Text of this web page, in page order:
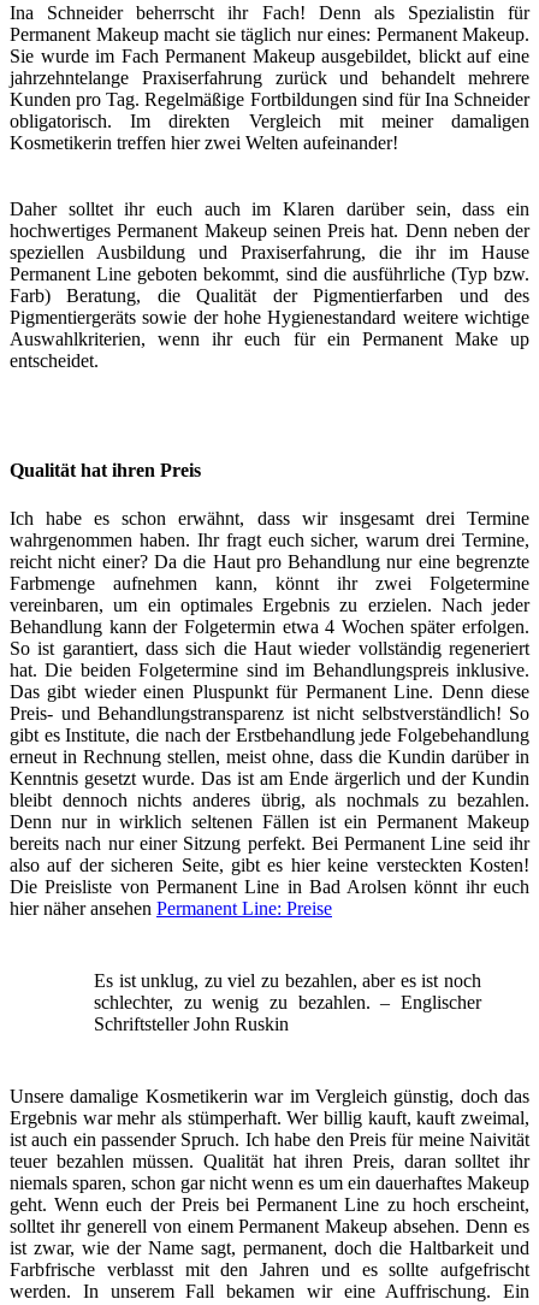
Ina Schneider beherrscht ihr Fach! Denn als Spezialistin für
Permanent Makeup macht sie täglich nur eines: Permanent Makeup.
Sie wurde im Fach Permanent Makeup ausgebildet, blickt auf eine
jahrzehntelange Praxiserfahrung zurück und behandelt mehrere
Kunden pro Tag. Regelmäßige Fortbildungen sind für Ina Schneider
obligatorisch. Im direkten Vergleich mit meiner damaligen
Kosmetikerin treffen hier zwei Welten aufeinander!
Daher solltet ihr euch auch im Klaren darüber sein, dass ein
hochwertiges Permanent Makeup seinen Preis hat. Denn neben der
speziellen Ausbildung und Praxiserfahrung, die ihr im Hause
Permanent Line geboten bekommt, sind die ausführliche (Typ bzw.
Farb) Beratung, die Qualität der Pigmentierfarben und des
Pigmentiergeräts sowie der hohe Hygienestandard weitere wichtige
Auswahlkriterien, wenn ihr euch für ein Permanent Make up
entscheidet.
Qualität hat ihren Preis
Ich habe es schon erwähnt, dass wir insgesamt drei Termine
wahrgenommen haben. Ihr fragt euch sicher, warum drei Termine,
reicht nicht einer? Da die Haut pro Behandlung nur eine begrenzte
Farbmenge aufnehmen kann, könnt ihr zwei Folgetermine
vereinbaren, um ein optimales Ergebnis zu erzielen. Nach jeder
Behandlung kann der Folgetermin etwa 4 Wochen später erfolgen.
So ist garantiert, dass sich die Haut wieder vollständig regeneriert
hat. Die beiden Folgetermine sind im Behandlungspreis inklusive.
Das gibt wieder einen Pluspunkt für Permanent Line. Denn diese
Preis- und Behandlungstransparenz ist nicht selbstverständlich! So
gibt es Institute, die nach der Erstbehandlung jede Folgebehandlung
erneut in Rechnung stellen, meist ohne, dass die Kundin darüber in
Kenntnis gesetzt wurde. Das ist am Ende ärgerlich und der Kundin
bleibt dennoch nichts anderes übrig, als nochmals zu bezahlen.
Denn nur in wirklich seltenen Fällen ist ein Permanent Makeup
bereits nach nur einer Sitzung perfekt. Bei Permanent Line seid ihr
also auf der sicheren Seite, gibt es hier keine versteckten Kosten!
Die Preisliste von Permanent Line in Bad Arolsen könnt ihr euch
hier näher ansehen Permanent Line: Preise
Es ist unklug, zu viel zu bezahlen, aber es ist noch
schlechter, zu wenig zu bezahlen. – Englischer
Schriftsteller John Ruskin
Unsere damalige Kosmetikerin war im Vergleich günstig, doch das
Ergebnis war mehr als stümperhaft. Wer billig kauft, kauft zweimal,
ist auch ein passender Spruch. Ich habe den Preis für meine Naivität
teuer bezahlen müssen. Qualität hat ihren Preis, daran solltet ihr
niemals sparen, schon gar nicht wenn es um ein dauerhaftes Makeup
geht. Wenn euch der Preis bei Permanent Line zu hoch erscheint,
solltet ihr generell von einem Permanent Makeup absehen. Denn es
ist zwar, wie der Name sagt, permanent, doch die Haltbarkeit und
Farbfrische verblasst mit den Jahren und es sollte aufgefrischt
werden. In unserem Fall bekamen wir eine Auffrischung. Ein